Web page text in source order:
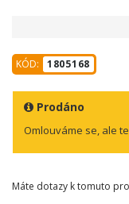
KÓD: 1805168
Prodáno
Omlouváme se, ale
Máte dotazy k tomuto